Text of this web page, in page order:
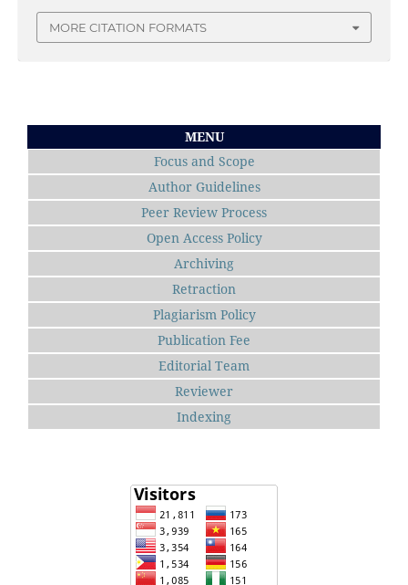
MORE CITATION FORMATS
MENU
Focus and Scope
Author Guidelines
Peer Review Process
Open Access Policy
Archiving
Retraction
Plagiarism Policy
Publication Fee
Editorial Team
Reviewer
Indexing